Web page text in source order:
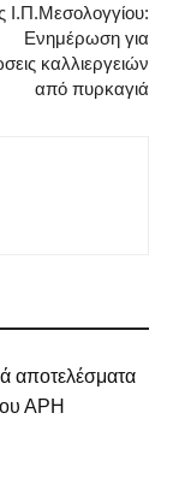
Ι.Π.Μεσολογγίου:
Ενημέρωση για
καλλιεργειών
από πυρκαγιά
αποτελέσματα
ΑΡΗ